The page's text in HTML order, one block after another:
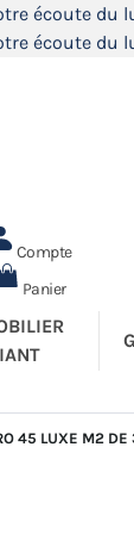
écoute du
écoute du
Compte
Panier
45 LUXE M2 DE